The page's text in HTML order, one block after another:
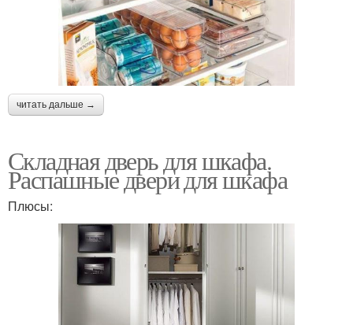
читать дальше →
Складная дверь для шкафа.
Распашные двери для шкафа
Плюсы: